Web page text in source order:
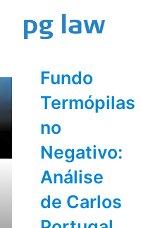
Fundo
Termópilas
no
Negativo:
Análise
de Carlos